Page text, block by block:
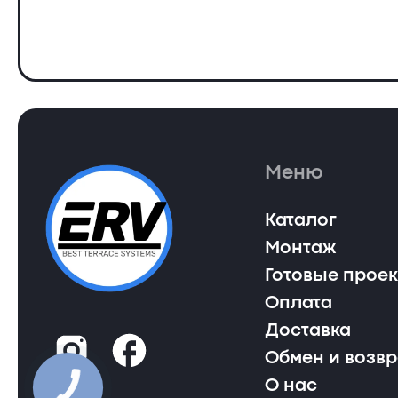
Меню
Каталог
Монтаж
Готовые
Оплата
Доставка
Обмен и
О нас